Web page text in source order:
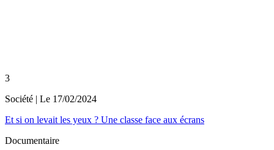
3
Société | Le 17/02/2024
Et si on levait les yeux ? Une classe face aux écrans
Documentaire